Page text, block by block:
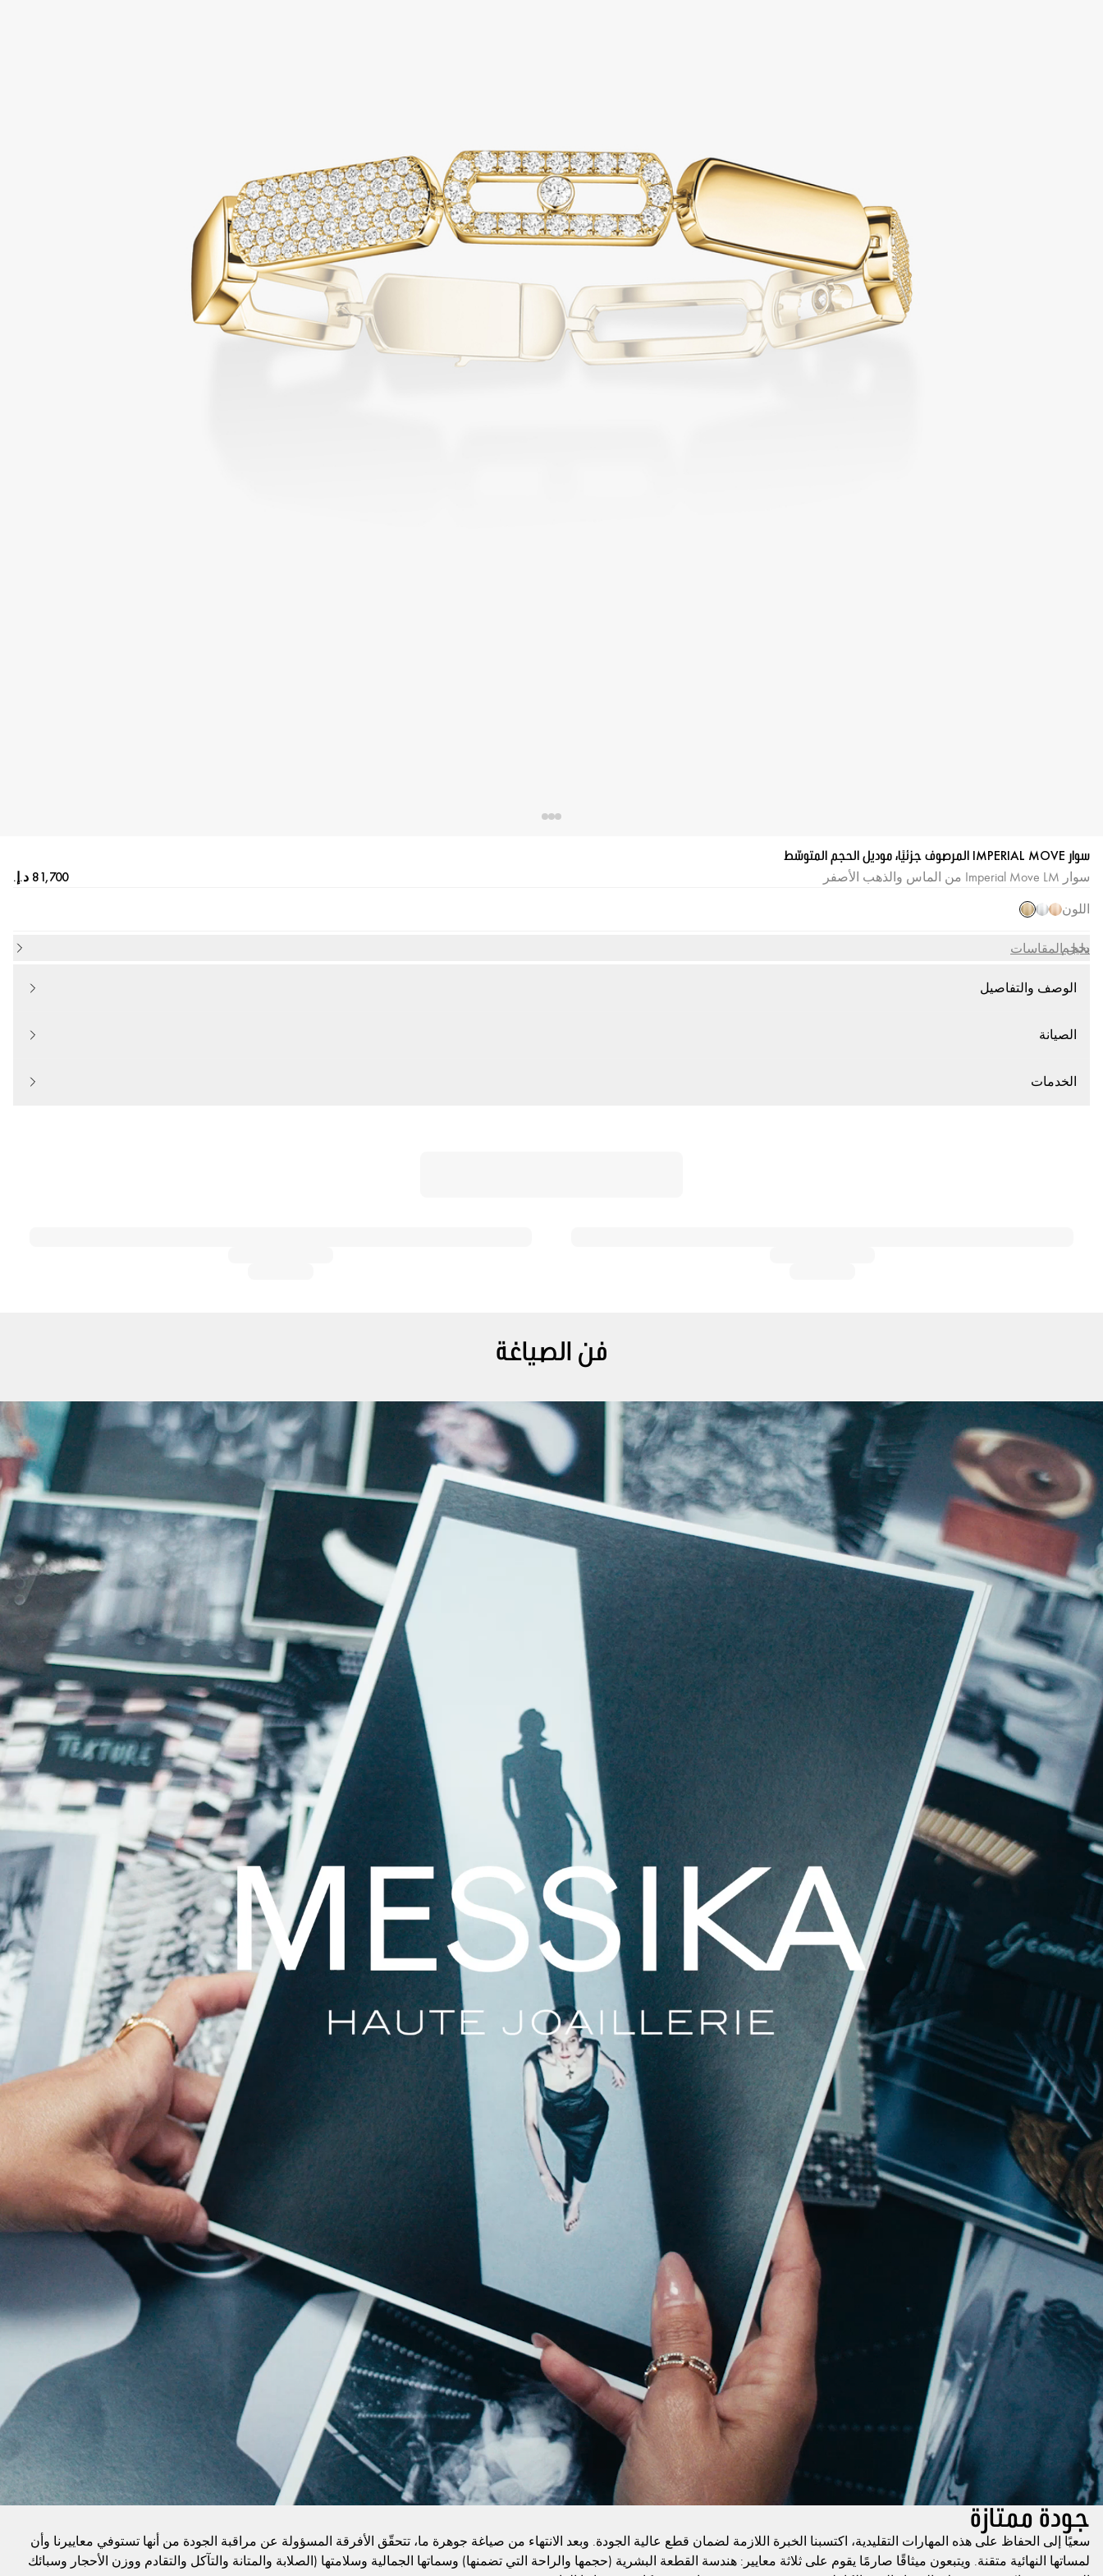
سوار IMPERIAL MOVE المرصوف جزئيًا، موديل الحجم المتوسّط
سوار Imperial Move LM من الماس والذهب الأصفر
اللون
دليل المقاسات
بحجم
الوصف والتفاصيل
الصيانة
الخدمات
فن الصياغة
جودة ممتازة
سعيًا إلى الحفاظ على هذه المهارات التقليدية، اكتسبنا الخبرة اللازمة لضمان قطع عالية الجودة. وبعد الانتهاء من صياغة جوهرة ما، تتحقّق الأفرقة المسؤولة عن مراقبة الجودة من أنها تستوفي معاييرنا وأن
لمساتها النهائية متقنة. ويتبعون ميثاقًا صارمًا يقوم على ثلاثة معايير: هندسة القطعة البشرية (حجمها والراحة التي تضمنها) وسماتها الجمالية وسلامتها (الصلابة والمتانة والتآكل والتقادم ووزن الأحجار وسبائك